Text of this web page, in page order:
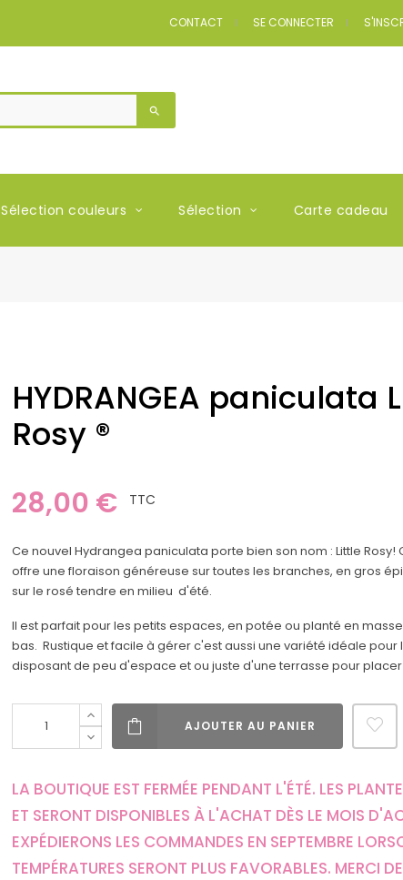
CONTACT SE CONNECTER
search
Sélection couleurs Sélection Carte cadeau
HYDRANGEA paniculata
Rosy ®
28,00 € TTC
Ce nouvel Hydrangea paniculata porte bien son nom : Little Rosy!
offre une floraison généreuse sur toutes les branches, en gros
sur le rosé tendre en milieu d'été.
Il est parfait pour les petits espaces, en potée ou planté en
bas. Rustique et facile à gérer c'est aussi une variété idéale pour
disposant de peu d'espace et ou juste d'une terrasse pour
AJOUTER AU PANIER
LA BOUTIQUE EST FERMÉE PENDANT L'ÉTÉ. LES
ET SERONT DISPONIBLES À L'ACHAT DÈS LE MOIS
EXPÉDIERONS LES COMMANDES EN SEPTEMBRE
TEMPÉRATURES SERONT PLUS FAVORABLES. MERCI